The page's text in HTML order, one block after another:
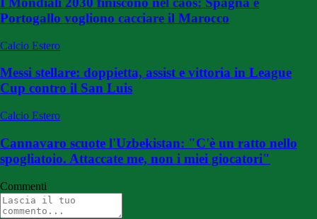
Portogallo vogliono cacciare il Marocco
Calcio Estero
Messi stellare: doppietta, assist e vittoria in League
Cup contro il San Luis
Calcio Estero
Cannavaro scuote l'Uzbekistan: "C'è un ratto nello
spogliatoio. Attaccate me, non i miei giocatori"
Commenti